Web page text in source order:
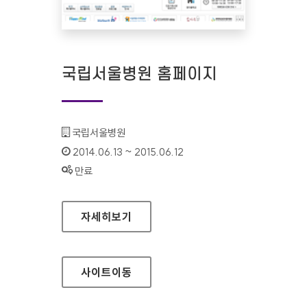
국립서울병원 홈페이지
기관명 :
국립서울병원
인증기간 :
2014.06.13 ~ 2015.06.12
상태 :
만료
국립서울병원 홈페이지
자세히보기
사이트이동